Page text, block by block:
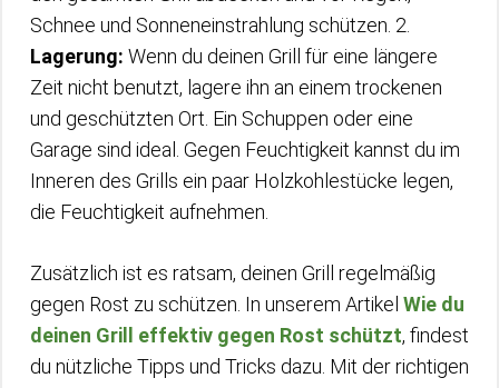
Schnee und Sonneneinstrahlung schützen. 2.
Lagerung: Wenn du deinen Grill für eine längere
Zeit nicht benutzt, lagere ihn an einem trockenen
und geschützten Ort. Ein Schuppen oder eine
Garage sind ideal. Gegen Feuchtigkeit kannst du im
Inneren des Grills ein paar Holzkohlestücke legen,
die Feuchtigkeit aufnehmen.
Zusätzlich ist es ratsam, deinen Grill regelmäßig
gegen Rost zu schützen. In unserem Artikel Wie du
deinen Grill effektiv gegen Rost schützt, findest
du nützliche Tipps und Tricks dazu. Mit der richtigen